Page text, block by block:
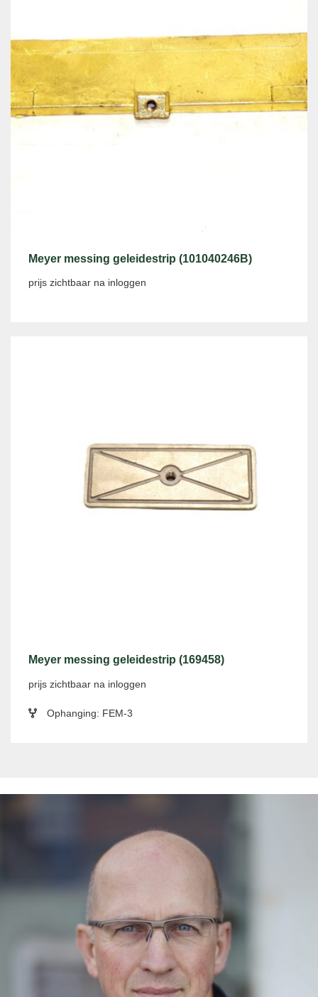
Meyer messing geleidestrip (101040246B)
prijs zichtbaar na inloggen
Meyer messing geleidestrip (169458)
prijs zichtbaar na inloggen
Ophanging: FEM-3